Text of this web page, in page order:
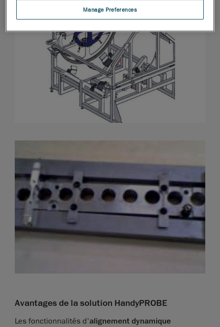
Avantages de la solution HandyPROBE
Les fonctionnalités d'alignement dynamique
Manage Preferences